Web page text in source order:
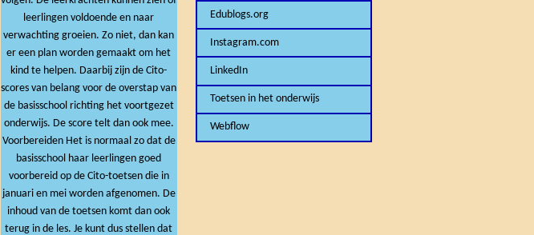
leerlingen voldoende en naar
verwachting groeien. Zo niet, dan kan
er een plan worden gemaakt om het
kind te helpen. Daarbij zijn de Cito-
scores van belang voor de overstap van
de basisschool richting het voortgezet
onderwijs. De score telt dan ook mee.
Voorbereiden Het is normaal zo dat de
basisschool haar leerlingen goed
voorbereid op de Cito-toetsen die in
januari en mei worden afgenomen. De
inhoud van de toetsen komt dan ook
terug in de les. Je kunt dus stellen dat
Edublogs.org
Instagram.com
LinkedIn
Toetsen in het onderwijs
Webflow